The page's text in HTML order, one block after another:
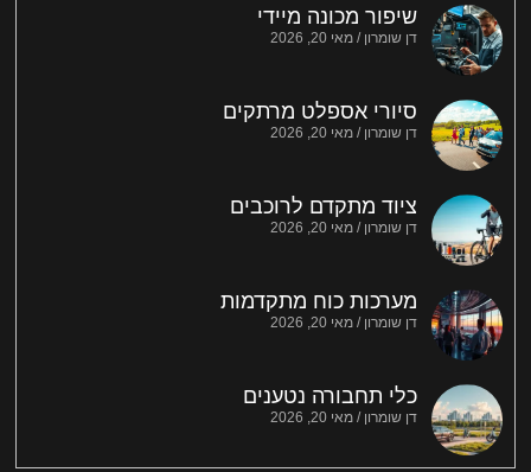
שיפור מכונה מיידי
דן שומרון מאי 20, 2026
סיורי אספלט מרתקים
דן שומרון מאי 20, 2026
ציוד מתקדם לרוכבים
דן שומרון מאי 20, 2026
מערכות כוח מתקדמות
דן שומרון מאי 20, 2026
כלי תחבורה נטענים
דן שומרון מאי 20, 2026